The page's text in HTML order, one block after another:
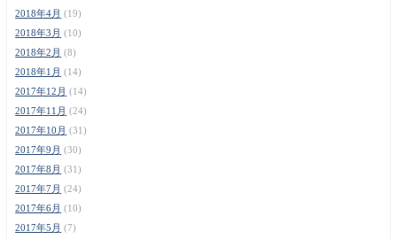
2018年4月 (19)
2018年3月 (10)
2018年2月 (8)
2018年1月 (14)
2017年12月 (14)
2017年11月 (24)
2017年10月 (31)
2017年9月 (30)
2017年8月 (31)
2017年7月 (24)
2017年6月 (10)
2017年5月 (7)